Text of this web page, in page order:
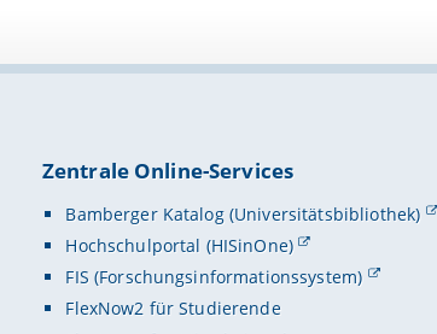
Zentrale Online-Services
Bamberger Katalog (Universitätsbibliothek)
Hochschulportal (HISinOne)
FIS (Forschungsinformationssystem)
FlexNow2 für Studierende